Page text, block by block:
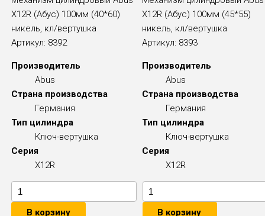
X12R (Абус) 100мм (40*60)
никель, кл/вертушка
Артикул: 8392
Производитель
Abus
Страна производства
Германия
Тип цилиндра
Ключ-вертушка
Серия
X12R
В корзину
X12R (Абус) 100мм (45*55)
никель, кл/вертушка
Артикул: 8393
Производитель
Abus
Страна производства
Германия
Тип цилиндра
Ключ-вертушка
Серия
X12R
В корзину